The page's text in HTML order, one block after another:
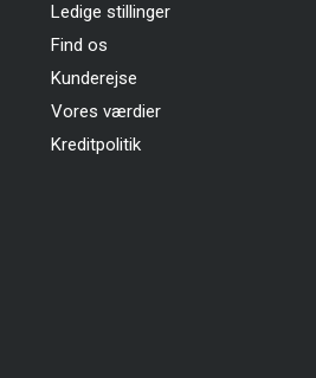
Ledige stillinger
Find os
Kunderejse
Vores værdier
Kreditpolitik